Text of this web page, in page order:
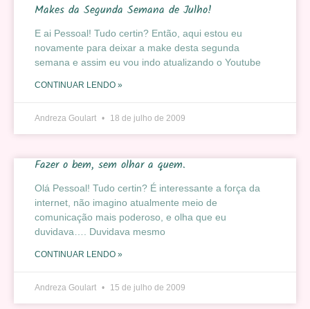
Makes da Segunda Semana de Julho!
E ai Pessoal! Tudo certin? Então, aqui estou eu
novamente para deixar a make desta segunda
semana e assim eu vou indo atualizando o Youtube
CONTINUAR LENDO »
Andreza Goulart 18 de julho de 2009
Fazer o bem, sem olhar a quem.
Olá Pessoal! Tudo certin? É interessante a força da
internet, não imagino atualmente meio de
comunicação mais poderoso, e olha que eu
duvidava…. Duvidava mesmo
CONTINUAR LENDO »
Andreza Goulart 15 de julho de 2009